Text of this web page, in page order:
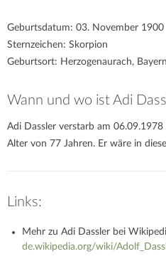
Geburtsdatum: 03. November 1900
Sternzeichen: Skorpion
Geburtsort: Herzogenaurach, Bayern
Wann und wo ist Adi
Adi Dassler verstarb am
Alter von 77 Jahren. Er wäre in
Links:
Mehr zu Adi Dassler bei
de.wikipedia.org/wiki/